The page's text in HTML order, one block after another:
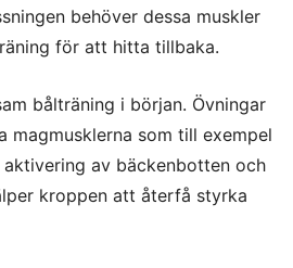
behöver dessa muskler
för att hitta tillbaka.
bålträning i början. Övningar
magmusklerna som till exempel
av bäckenbotten och
kroppen att återfå styrka